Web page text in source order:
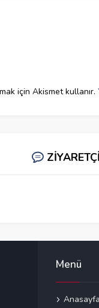
için Akismet kullanır.
Menü
Anasayfa